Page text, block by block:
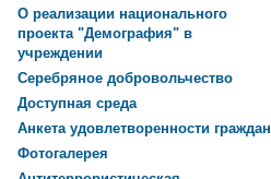
О реализации национального
проекта "Демография" в
учреждении
Серебряное добровольчество
Доступная среда
Анкета удовлетворенности граждан
Фотогалерея